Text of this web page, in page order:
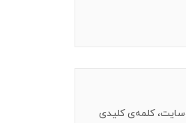
کلمه‌ی کلیدی